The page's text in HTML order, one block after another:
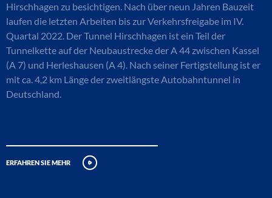
Hirschhagen zu besichtigen. Nach über neun Jahren Bauzeit
laufen die letzten Arbeiten bis zur Verkehrsfreigabe im IV.
Quartal 2022. Der Tunnel Hirschhagen ist ein Teil der
Tunnelkette auf der Neubaustrecke der A 44 zwischen Kassel
(A 7) und Herleshausen (A 4). Nach seiner Fertigstellung ist er
mit ca. 4,2 km Länge der zweitlängste Autobahntunnel in
Deutschland.
erfahren sie mehr